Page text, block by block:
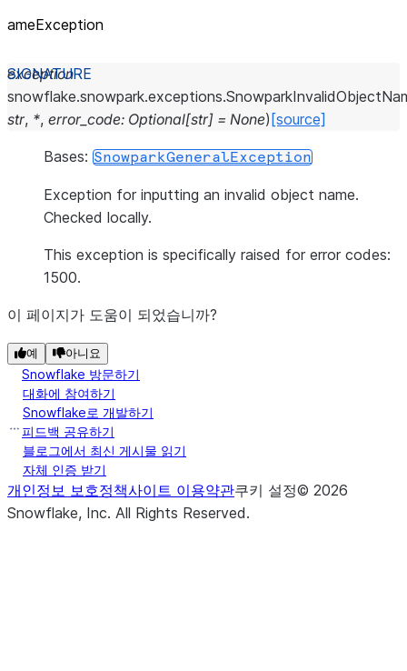
ameException
exception
snowflake.snowpark.exceptions.
str, *, error_code: Optional[str] = None) [source]
Bases: SnowparkGeneralException
Exception for inputting an invalid object name.
Checked locally.
This exception is specifically raised for error codes:
1500.
이 페이지가 도움이 되었습니까?
예 아니요
Snowflake 방문하기
대화에 참여하기
Snowflake로 개발하기
피드백 공유하기
블로그에서 최신 게시물 읽기
자체 인증 받기
개인정보 보호정책사이트 이용약관쿠키 설정© 2026
Snowflake, Inc. All Rights Reserved.